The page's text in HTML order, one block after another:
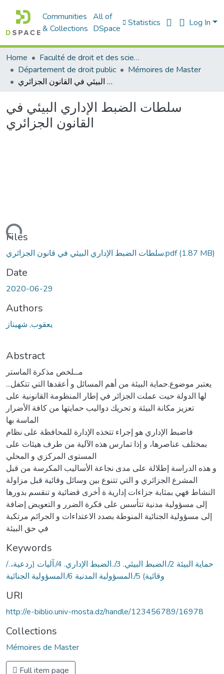
Communities
& Collections
All of
DSpace
Statistics Log In
Home
Faculté de droit et des sciences politiques
Département de droit public
Mémoires de Master
سلطات الضبط الإداري البيئي في القانون الجزائري
سلطات الضبط الإداري البيئي في
القانون الجزائري
Files
سلطات الضبط الإداري البيئي في قانون الجزائري.pdf(1.87 MB)
Date
2020-06-29
Authors
يعقوب, شهيناز
Abstract
مــلخص مذكرة الماستر
...يعتبر موضوع.حماية البيئة من أهم المسائل و أعقدها التي تتكفل
لها الدولة حيت عملت الجزائر في إطار المنظومة القانونية على
تعزيز مكانة البيئة و تحريك دواليب حمايتها من كافة الأضرار
الماسة بها
فاضبط الإداري هو إجراء تتخذه الإدارة للمحافظة على نظام
بمختلف عناصرها، و إذا تمارس هذه الآلية من طرف هيئات على
المستوى المركزي و المحلي
و هذه الدراسة إطلالة على مدى نجاعة الأساليب المكرسة من قبل
المشرع الجزائري و التي تتنوع بين وسائل وقائية قبل مزاولة
النشاط فهي بمثابة جزاءات إدارية ة أخرى قضائية و تنقسم بدورها
إلى مسؤولية مدنية تتأسس على فكرة الضرر و التعويض إضافة
إلى مسؤولية الجنائية المنوطة بصدد الاعتداءات و الجرائم مرتكبة
في حق البيئة
Keywords
/.حماية البيئة 2/.الضبط البيئي. 3/..الضبط الإداري. 4/.آليات (ردعية،
وقائية) 5/.المسؤولية المدنية 6/.المسؤولية الجنائية
URI
http://e-biblio.univ-mosta.dz/handle/123456789/16978
Collections
Mémoires de Master
Full item page